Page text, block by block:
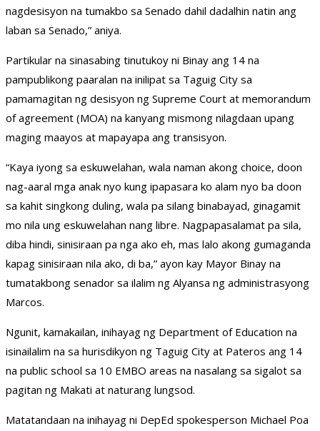
nagdesisyon na tumakbo sa Senado dahil dadalhin natin ang
laban sa Senado,” aniya.
Partikular na sinasabing tinutukoy ni Binay ang 14 na
pampublikong paaralan na inilipat sa Taguig City sa
pamamagitan ng desisyon ng Supreme Court at memorandum
of agreement (MOA) na kanyang mismong nilagdaan upang
maging maayos at mapayapa ang transisyon.
“Kaya iyong sa eskuwelahan, wala naman akong choice, doon
nag-aaral mga anak nyo kung ipapasara ko alam nyo ba doon
sa kahit singkong duling, wala pa silang binabayad, ginagamit
mo nila ung eskuwelahan nang libre. Nagpapasalamat pa sila,
diba hindi, sinisiraan pa nga ako eh, mas lalo akong gumaganda
kapag sinisiraan nila ako, di ba,” ayon kay Mayor Binay na
tumatakbong senador sa ilalim ng Alyansa ng administrasyong
Marcos.
Ngunit, kamakailan, inihayag ng Department of Education na
isinailalim na sa hurisdikyon ng Taguig City at Pateros ang 14
na public school sa 10 EMBO areas na nasalang sa sigalot sa
pagitan ng Makati at naturang lungsod.
Matatandaan na inihayag ni DepEd spokesperson Michael Poa